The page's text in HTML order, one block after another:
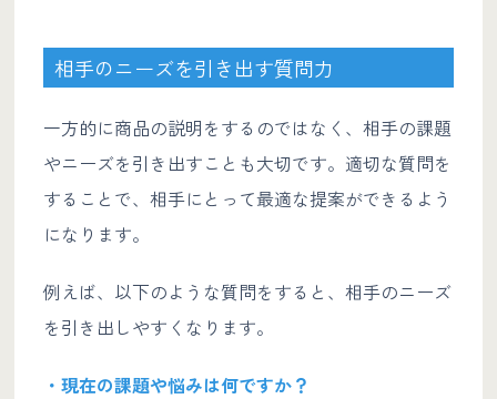
相手のニーズを引き出す質問力
一方的に商品の説明をするのではなく、相手の課題
やニーズを引き出すことも大切です。適切な質問を
することで、相手にとって最適な提案ができるよう
になります。
例えば、以下のような質問をすると、相手のニーズ
を引き出しやすくなります。
・現在の課題や悩みは何ですか？